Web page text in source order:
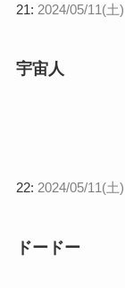
21: 2024/05/11(土
宇宙人
22: 2024/05/11(土
ドードー